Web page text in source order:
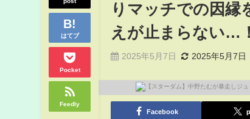
はてブ
Pocket
Feedly
りマッチでの因縁
えが止まらない…！
2025年5月7日 2025年5月7日
Facebook